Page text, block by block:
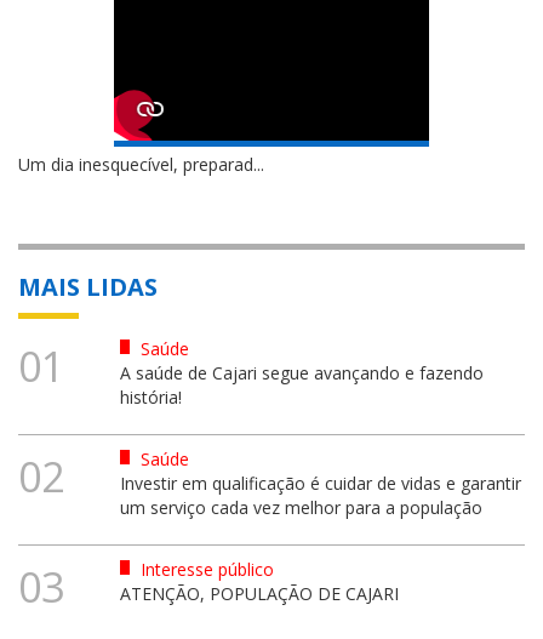
Um dia inesquecível, preparad...
MAIS LIDAS
01
Saúde
A saúde de Cajari segue avançando e fazendo
história!
02
Saúde
Investir em qualificação é cuidar de vidas e garantir
um serviço cada vez melhor para a população
03
Interesse público
ATENÇÃO, POPULAÇÃO DE CAJARI